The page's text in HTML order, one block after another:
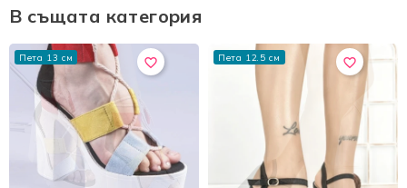
В същата категория
favorite_border
Пета 13 см favorite_border
Пета 12.5 см